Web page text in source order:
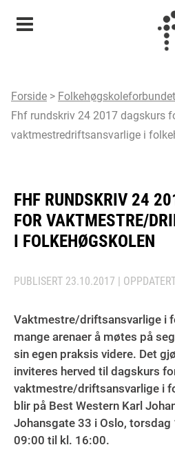
Meny
Forside > Folkehøgskoleforbundet
Fhf rundskriv 24 2017 dagskurs
vaktmestredriftsansvarlige i
FHF RUNDSKRIV 24
FOR VAKTMESTRE/
I FOLKEHØGSKOLEN
PUBLISERT 23.10.2017 |
Vaktmestre/driftsansvarlige i
mange arenaer å møtes på
sin egen praksis videre. Det
inviteres herved til dagskurs
vaktmestre/driftsansvarlige i
blir på Best Western Karl
Johansgate 33 i Oslo,
09:00 til kl. 16:00.